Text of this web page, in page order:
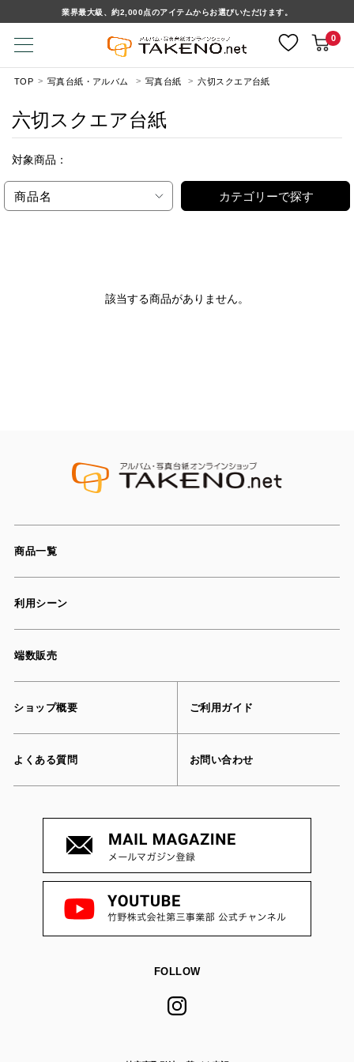
業界最大級、約2,000点のアイテムからお選びいただけます。
0
TOP 写真台紙・アルバム 写真台紙 六切スクエア台紙
六切スクエア台紙
対象商品：
商品名 カテゴリーで探す
該当する商品がありません。
商品一覧
利用シーン
端数販売
ショップ概要 ご利用ガイド
よくある質問 お問い合わせ
FOLLOW